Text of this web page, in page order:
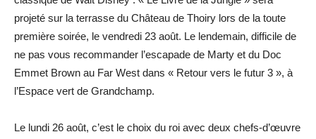
projeté sur la terrasse du Château de Thoiry lors de la toute
première soirée, le vendredi 23 août. Le lendemain, difficile de
ne pas vous recommander l’escapade de Marty et du Doc
Emmet Brown au Far West dans « Retour vers le futur 3 », à
l’Espace vert de Grandchamp.
Le lundi 26 août, c’est le choix du roi avec deux chefs-d’œuvre